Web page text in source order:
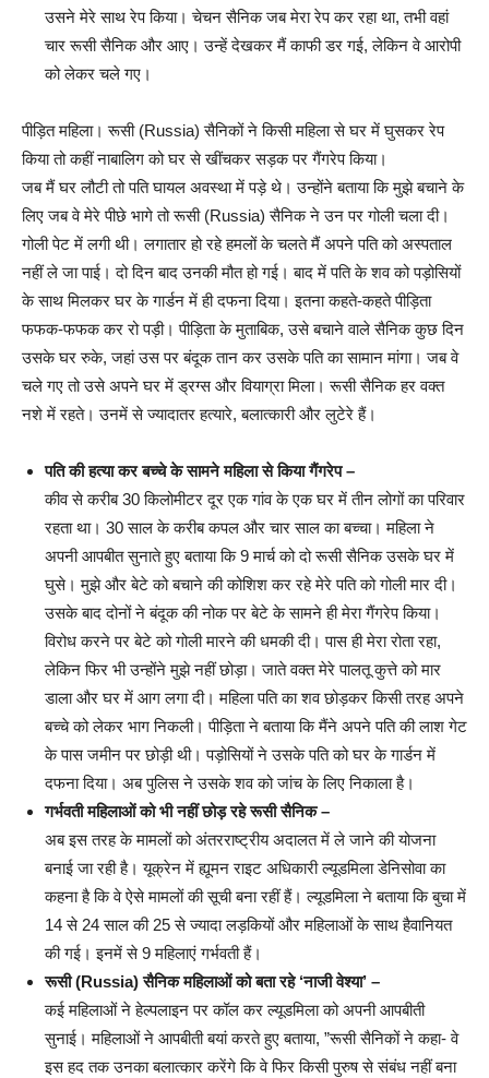
उसने मेरे साथ रेप किया। चेचन सैनिक जब मेरा रेप कर रहा था, तभी वहां
चार रूसी सैनिक और आए। उन्हें देखकर मैं काफी डर गई, लेकिन वे आरोपी
को लेकर चले गए।
पीड़ित महिला। रूसी (Russia) सैनिकों ने किसी महिला से घर में घुसकर रेप
किया तो कहीं नाबालिग को घर से खींचकर सड़क पर गैंगरेप किया।
जब मैं घर लौटी तो पति घायल अवस्था में पड़े थे। उन्होंने बताया कि मुझे बचाने के
लिए जब वे मेरे पीछे भागे तो रूसी (Russia) सैनिक ने उन पर गोली चला दी।
गोली पेट में लगी थी। लगातार हो रहे हमलों के चलते मैं अपने पति को अस्पताल
नहीं ले जा पाई। दो दिन बाद उनकी मौत हो गई। बाद में पति के शव को पड़ोसियों
के साथ मिलकर घर के गार्डन में ही दफना दिया। इतना कहते-कहते पीड़िता
फफक-फफक कर रो पड़ी। पीड़िता के मुताबिक, उसे बचाने वाले सैनिक कुछ दिन
उसके घर रुके, जहां उस पर बंदूक तान कर उसके पति का सामान मांगा। जब वे
चले गए तो उसे अपने घर में ड्रग्स और वियाग्रा मिला। रूसी सैनिक हर वक्त
नशे में रहते। उनमें से ज्यादातर हत्यारे, बलात्कारी और लुटेरे हैं।
पति की हत्या कर बच्चे के सामने महिला से किया गैंगरेप –
कीव से करीब 30 किलोमीटर दूर एक गांव के एक घर में तीन लोगों का परिवार
रहता था। 30 साल के करीब कपल और चार साल का बच्चा। महिला ने
अपनी आपबीत सुनाते हुए बताया कि 9 मार्च को दो रूसी सैनिक उसके घर में
घुसे। मुझे और बेटे को बचाने की कोशिश कर रहे मेरे पति को गोली मार दी।
उसके बाद दोनों ने बंदूक की नोक पर बेटे के सामने ही मेरा गैंगरेप किया।
विरोध करने पर बेटे को गोली मारने की धमकी दी। पास ही मेरा रोता रहा,
लेकिन फिर भी उन्होंने मुझे नहीं छोड़ा। जाते वक्त मेरे पालतू कुत्ते को मार
डाला और घर में आग लगा दी। महिला पति का शव छोड़कर किसी तरह अपने
बच्चे को लेकर भाग निकली। पीड़िता ने बताया कि मैंने अपने पति की लाश गेट
के पास जमीन पर छोड़ी थी। पड़ोसियों ने उसके पति को घर के गार्डन में
दफना दिया। अब पुलिस ने उसके शव को जांच के लिए निकाला है।
गर्भवती महिलाओं को भी नहीं छोड़ रहे रूसी सैनिक –
अब इस तरह के मामलों को अंतरराष्ट्रीय अदालत में ले जाने की योजना
बनाई जा रही है। यूक्रेन में ह्यूमन राइट अधिकारी ल्यूडमिला डेनिसोवा का
कहना है कि वे ऐसे मामलों की सूची बना रहीं हैं। ल्यूडमिला ने बताया कि बुचा में
14 से 24 साल की 25 से ज्यादा लड़कियों और महिलाओं के साथ हैवानियत
की गई। इनमें से 9 महिलाएं गर्भवती हैं।
रूसी (Russia) सैनिक महिलाओं को बता रहे ‘नाजी वेश्या’ –
कई महिलाओं ने हेल्पलाइन पर कॉल कर ल्यूडमिला को अपनी आपबीती
सुनाई। महिलाओं ने आपबीती बयां करते हुए बताया, ”रूसी सैनिकों ने कहा- वे
इस हद तक उनका बलात्कार करेंगे कि वे फिर किसी पुरुष से संबंध नहीं बना